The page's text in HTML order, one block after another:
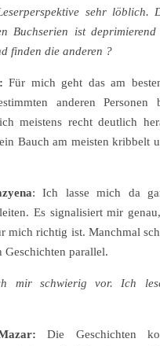
sehr löblich.
Buchserien ist
finden die anderen ?
Für mich geht das am
anderen Personen
meistens recht deutlich
Bauch am meisten kribbelt
: Ich lasse mich da
Es signalisiert mir
mich richtig ist. Manchmal
Geschichten parallel.
mir schwierig vor. Ich
Die Geschichten